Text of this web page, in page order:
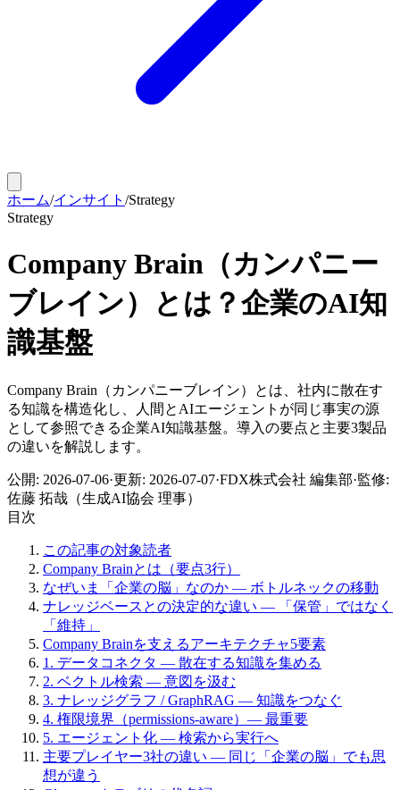
ホーム/インサイト /Strategy
Strategy
Company Brain​（カンパニー
ブレイン）とは？​企業の​AI知
識基盤
Company Brain（カンパニーブレイン）とは、社内に散在す
る知識を構造化し、人間とAIエージェントが同じ事実の源
として参照できる企業AI知識基盤。導入の要点と主要3製品
の違いを解説します。
公開: 2026-07-06·更新: 2026-07-07·FDX株式会社 編集部·監修:
佐藤 拓哉（生成AI協会 理事）
目次
この記事の対象読者
Company Brainとは（要点3行）
なぜいま「企業の脳」なのか — ボトルネックの移動
ナレッジベースとの決定的な違い — 「保管」ではなく
「維持」
Company Brainを支えるアーキテクチャ5要素
1. データコネクタ — 散在する知識を集める
2. ベクトル検索 — 意図を汲む
3. ナレッジグラフ / GraphRAG — 知識をつなぐ
4. 権限境界（permissions-aware）— 最重要
5. エージェント化 — 検索から実行へ
主要プレイヤー3社の違い — 同じ「企業の脳」でも思
想が違う